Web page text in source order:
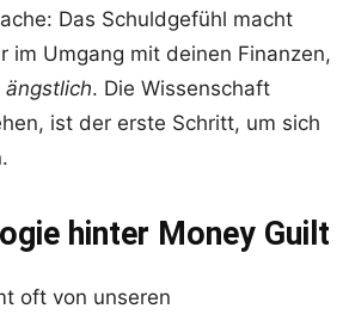
Das Schuldgefühl macht
im Umgang mit deinen Finanzen,
ängstlich. Die Wissenschaft
ist der erste Schritt, um sich
hinter Money Guilt
oft von unseren